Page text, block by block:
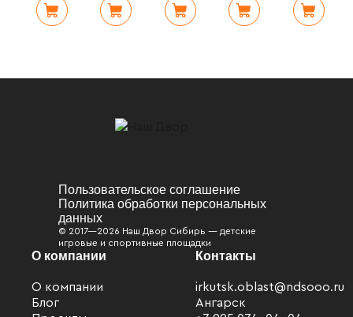
Пользовательское соглашение
Политика обработки персональных
данных
© 2017—2026 Наш Двор Сибирь — детские
игровые и спортивные площадки
О компании
О компании
Блог
Контакты
irkutsk.oblast@ndsooo.ru
Ангарск